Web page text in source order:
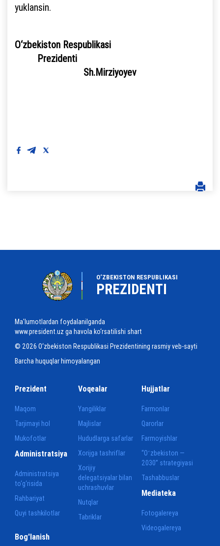
yuklansin.
O‘zbekiston Respublikasi
Prezidenti
Sh.Mirziyoyev
O‘ZBEKISTON RESPUBLIKASI
PREZIDENTI
Ma'lumotlardan foydalanilganda
www.president.uz ga havola ko‘rsatilishi shart
© 2026 O‘zbekiston Respublikasi Prezidentining rasmiy veb-sayti
Barcha huquqlar himoyalangan
Prezident
Maqom
Tarjimayi hol
Mukofotlar
Voqealar
Yangiliklar
Majlislar
Hududlarga safarlar
Xorijga tashriflar
Xorijiy
delegatsiyalar bilan
uchrashuvlar
Nutqlar
Tabriklar
Hujjatlar
Farmonlar
Qarorlar
Farmoyishlar
“Oʻzbekiston —
2030” strategiyasi
Tashabbuslar
Administratsiya
Administratsiya
to‘g‘risida
Rahbariyat
Quyi tashkilotlar
Mediateka
Fotogalereya
Videogalereya
Bog'lanish